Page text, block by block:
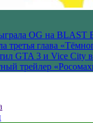
OG на BLAST
третья глава
GTA 3 и Vice City
трейлер